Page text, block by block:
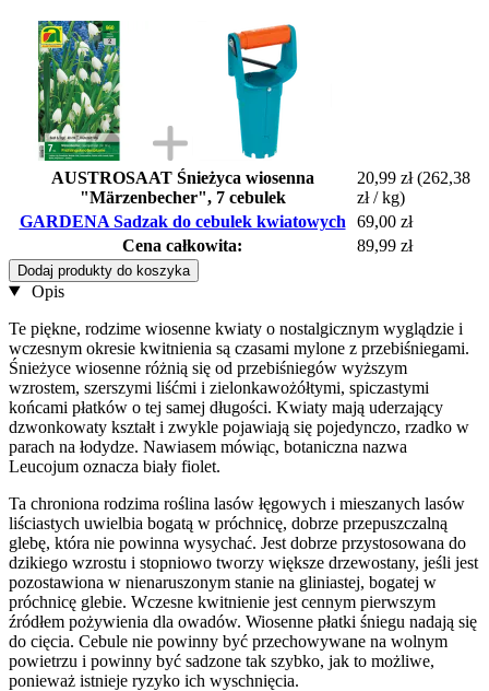
AUSTROSAAT Śnieżyca wiosenna
"Märzenbecher", 7 cebulek
20,99 zł (262,38
zł / kg)
GARDENA Sadzak do cebulek kwiatowych
69,00 zł
Cena całkowita:
89,99 zł
Dodaj produkty do koszyka
Opis
Te piękne, rodzime wiosenne kwiaty o nostalgicznym wyglądzie i
wczesnym okresie kwitnienia są czasami mylone z przebiśniegami.
Śnieżyce wiosenne różnią się od przebiśniegów wyższym
wzrostem, szerszymi liśćmi i zielonkawożółtymi, spiczastymi
końcami płatków o tej samej długości. Kwiaty mają uderzający
dzwonkowaty kształt i zwykle pojawiają się pojedynczo, rzadko w
parach na łodydze. Nawiasem mówiąc, botaniczna nazwa
Leucojum oznacza biały fiolet.
Ta chroniona rodzima roślina lasów łęgowych i mieszanych lasów
liściastych uwielbia bogatą w próchnicę, dobrze przepuszczalną
glebę, która nie powinna wysychać. Jest dobrze przystosowana do
dzikiego wzrostu i stopniowo tworzy większe drzewostany, jeśli jest
pozostawiona w nienaruszonym stanie na gliniastej, bogatej w
próchnicę glebie. Wczesne kwitnienie jest cennym pierwszym
źródłem pożywienia dla owadów. Wiosenne płatki śniegu nadają się
do cięcia. Cebule nie powinny być przechowywane na wolnym
powietrzu i powinny być sadzone tak szybko, jak to możliwe,
ponieważ istnieje ryzyko ich wyschnięcia.